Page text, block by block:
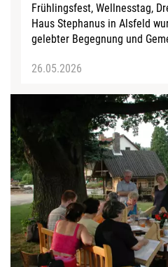
Frühlingsfest, Wellnesstag,
Haus Stephanus in Alsfeld
gelebter Begegnung und
26.05.2026